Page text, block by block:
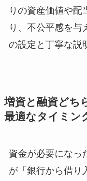
りの資産価値や配
り、不公平感を与
の設定と丁寧な説
増資と融資どち
最適なタイミン
資金が必要になっ
が「銀行から借り